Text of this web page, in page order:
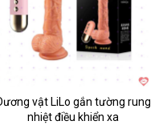
vật LiLo gắn tường rung
nhiệt điều khiển xa